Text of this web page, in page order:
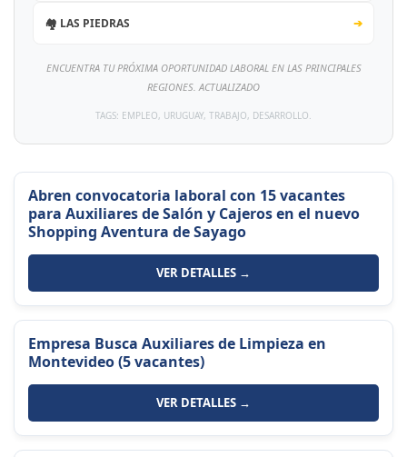
🏘️ LAS PIEDRAS ➔
ENCUENTRA TU PRÓXIMA OPORTUNIDAD LABORAL EN LAS PRINCIPALES
REGIONES. ACTUALIZADO
TAGS: EMPLEO, URUGUAY, TRABAJO, DESARROLLO.
Abren convocatoria laboral con 15 vacantes
para Auxiliares de Salón y Cajeros en el nuevo
Shopping Aventura de Sayago
VER DETALLES →
Empresa Busca Auxiliares de Limpieza en
Montevideo (5 vacantes)
VER DETALLES →